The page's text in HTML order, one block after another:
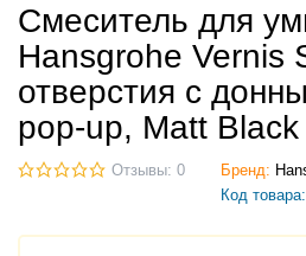
Смеситель для
Hansgrohe Vernis
отверстия с
pop-up, Matt
Отзывы: 0 Бренд:
Код товара: